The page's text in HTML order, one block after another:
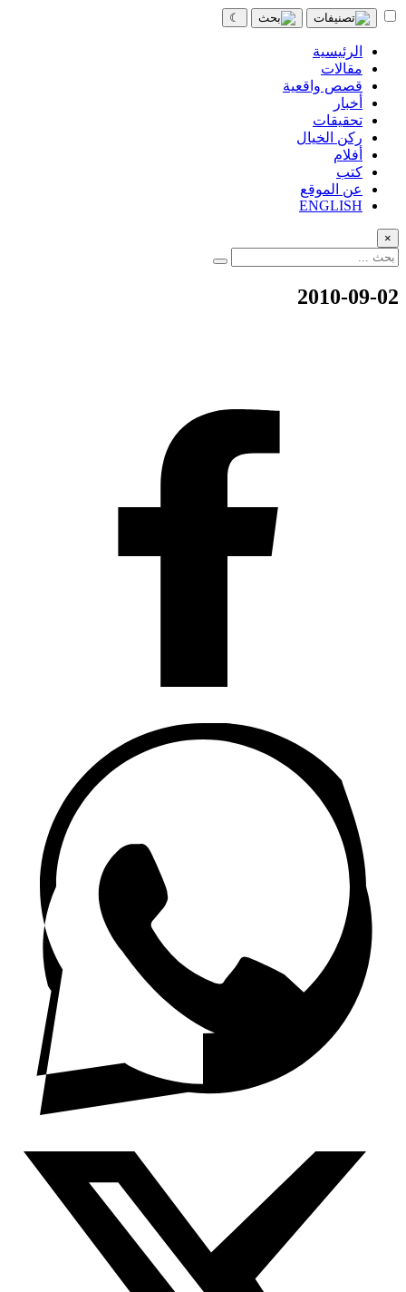
☾
الرئيسية
مقالات
قصص واقعية
أخبار
تحقيقات
ركن الخيال
أفلام
كتب
عن الموقع
ENGLISH
×
2010-09-02